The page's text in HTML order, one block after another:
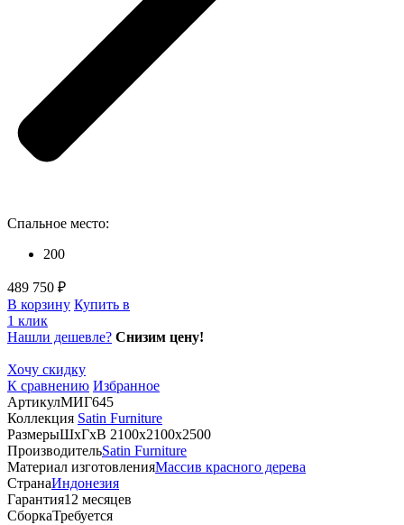
Спальное место:
200
489 750 ₽
В корзину Купить в
1 клик
Нашли дешевле? Снизим цену!
Хочу скидку
К сравнению Избранное
АртикулМИГ645
Коллекция Satin Furniture
РазмерыШхГхВ 2100х2100х2500
ПроизводительSatin Furniture
Материал изготовленияМассив красного дерева
СтранаИндонезия
Гарантия12 месяцев
СборкаТребуется